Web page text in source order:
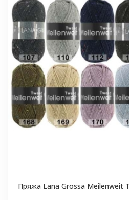
Пряжа Lana Grossa Meilenweit